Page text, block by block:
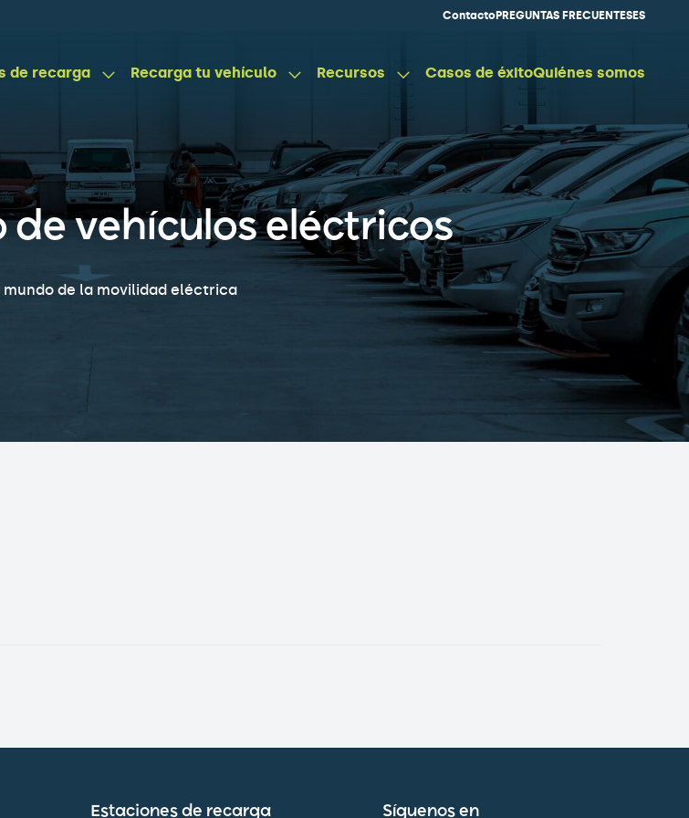
ContactoPREGUNTAS FRECUENTESES
de recarga Recarga tu vehículo Recursos Casos de éxitoQuiénes somos
vehículos eléctricos
mundo de la movilidad eléctrica
Estaciones de recarga Síguenos en